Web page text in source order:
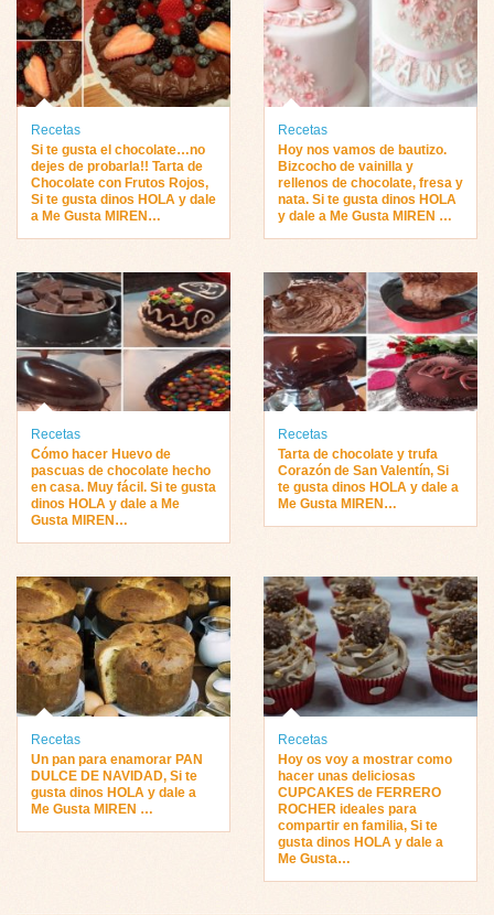
Recetas
Si te gusta el chocolate…no
dejes de probarla!! Tarta de
Chocolate con Frutos Rojos,
Si te gusta dinos HOLA y dale
a Me Gusta MIREN…
Recetas
Hoy nos vamos de bautizo.
Bizcocho de vainilla y
rellenos de chocolate, fresa y
nata. Si te gusta dinos HOLA
y dale a Me Gusta MIREN …
Recetas
Cómo hacer Huevo de
pascuas de chocolate hecho
en casa. Muy fácil. Si te gusta
dinos HOLA y dale a Me
Gusta MIREN…
Recetas
Tarta de chocolate y trufa
Corazón de San Valentín, Si
te gusta dinos HOLA y dale a
Me Gusta MIREN…
Recetas
Un pan para enamorar PAN
DULCE DE NAVIDAD, Si te
gusta dinos HOLA y dale a
Me Gusta MIREN …
Recetas
Hoy os voy a mostrar como
hacer unas deliciosas
CUPCAKES de FERRERO
ROCHER ideales para
compartir en familia, Si te
gusta dinos HOLA y dale a
Me Gusta…